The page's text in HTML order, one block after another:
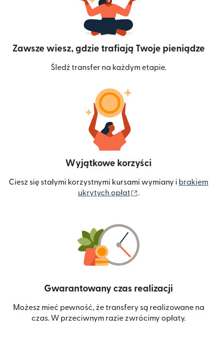
Zawsze wiesz, gdzie trafiają Twoje pieniądze
Śledź transfer na każdym etapie.
Wyjątkowe korzyści
Ciesz się stałymi korzystnymi kursami wymiany i brakiem
ukrytych opłat
.
Gwarantowany czas realizacji
Możesz mieć pewność, że transfery są realizowane na
czas. W przeciwnym razie zwrócimy opłaty.